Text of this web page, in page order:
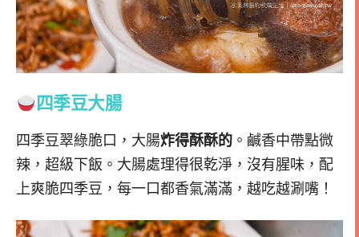
四季豆大腸
四季豆翠綠脆口，大腸炸得酥酥的 。鹹香中帶點微
辣，超級下飯。大腸處理得很乾淨，沒有腥味，配
上爽脆四季豆，每一口都香氣滿滿，越吃越涮嘴！